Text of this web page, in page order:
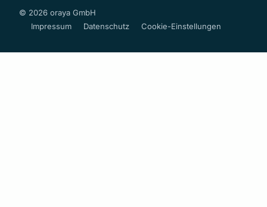
© 2026 oraya GmbH
Impressum
Datenschutz Cookie-Einstellungen